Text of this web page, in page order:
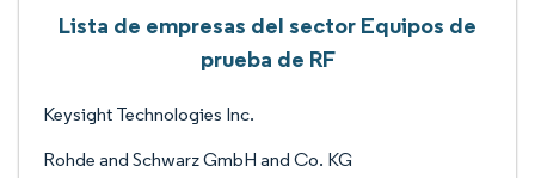
Lista de empresas del sector Equipos de
prueba de RF
Keysight Technologies Inc.
Rohde and Schwarz GmbH and Co. KG